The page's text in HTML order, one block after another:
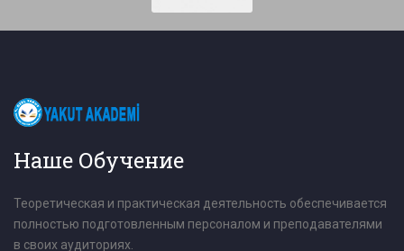
Наше Обучение
Теоретическая и практическая деятельность обеспечивается
полностью подготовленным персоналом и преподавателями
в своих аудиториях.